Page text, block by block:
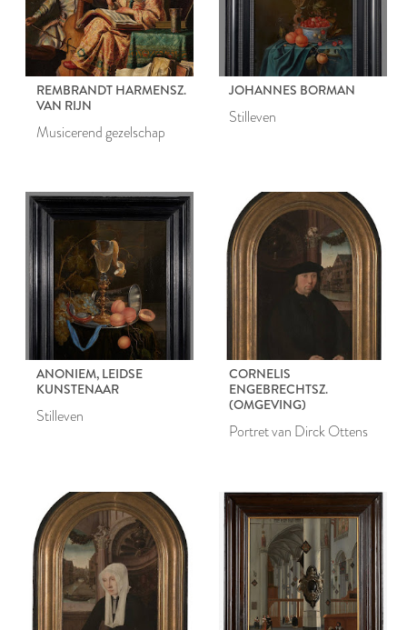
REMBRANDT HARMENSZ.
VAN RIJN
Musicerend gezelschap
JOHANNES BORMAN
Stilleven
ANONIEM, LEIDSE
KUNSTENAAR
Stilleven
CORNELIS
ENGEBRECHTSZ.
(OMGEVING)
Portret van Dirck Ottens